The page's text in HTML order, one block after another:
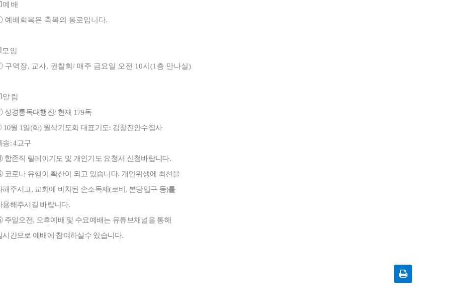
예 배
예배회복은 축복의 통로입니다.
모 임
구역장, 교사, 권찰회 / 매주 금요일 오전 10시 (1 층 만나실)
알 림
성경통독대행진/ 현재 179독
10월 1일(화) 월삭기도회 대표기도: 김창진안수집사
송: 4교구
항존직 릴레이기도 및 개인기도 요청서 신청바랍니다.
코로나 유행이 확산이 되고 있습니다. 개인위생에 최선을
해주시고, 교회에 비치된 손소독제(로비 , 본당입구 등)를
용해주시길 바랍니다.
주일오전, 오후예배 및 수요예배는 유튜브채널을 통해
시간으로 예배에 참여하실수 있습니다.